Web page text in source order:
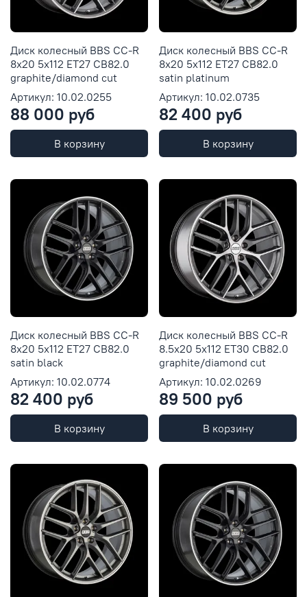
Диск колесный BBS CC-R
8x20 5x112 ET27 CB82.0
graphite/diamond cut
Артикул: 10.02.0255
88 000 руб
В корзину
Диск колесный BBS CC-R
8x20 5x112 ET27 CB82.0
satin platinum
Артикул: 10.02.0735
82 400 руб
В корзину
Диск колесный BBS CC-R
8x20 5x112 ET27 CB82.0
satin black
Артикул: 10.02.0774
82 400 руб
В корзину
Диск колесный BBS CC-R
8.5x20 5x112 ET30 CB82.0
graphite/diamond cut
Артикул: 10.02.0269
89 500 руб
В корзину